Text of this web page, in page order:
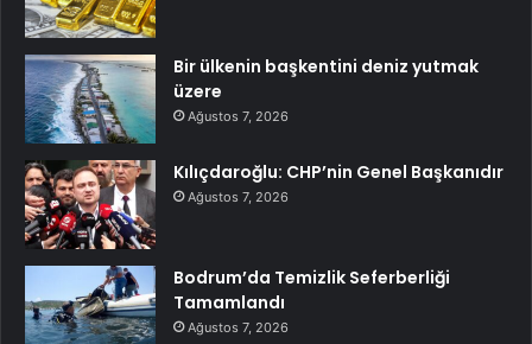
Bir ülkenin başkentini deniz yutmak
üzere
Ağustos 7, 2026
Kılıçdaroğlu: CHP’nin Genel Başkanıdır
Ağustos 7, 2026
Bodrum’da Temizlik Seferberliği
Tamamlandı
Ağustos 7, 2026